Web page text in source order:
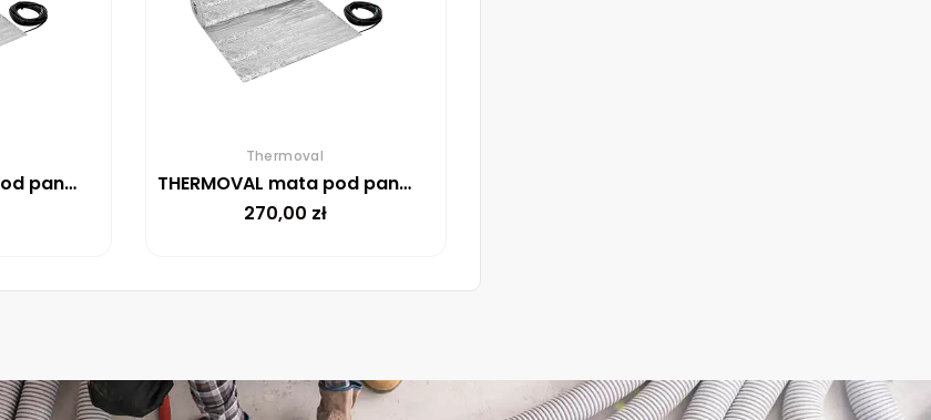
THERMOVAL mata pod panele WT 2010 AL 150 W/m²-1M²
Thermoval
THERMOVAL mata pod panele WT 2010 AL 150 W/m²-2M²
270,00 zł